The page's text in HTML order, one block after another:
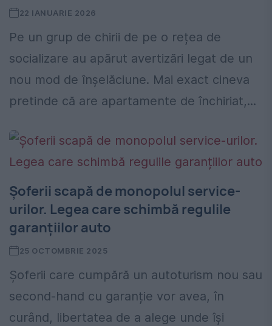
22 IANUARIE 2026
Pe un grup de chirii de pe o rețea de
socializare au apărut avertizări legat de un
nou mod de înșelăciune. Mai exact cineva
pretinde că are apartamente de închiriat,...
Șoferii scapă de monopolul service-
urilor. Legea care schimbă regulile
garanțiilor auto
25 OCTOMBRIE 2025
Șoferii care cumpără un autoturism nou sau
second-hand cu garanție vor avea, în
curând, libertatea de a alege unde își